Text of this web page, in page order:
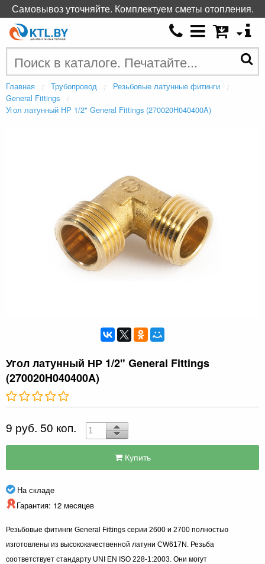
Главная Трубопровод
Резьбовые латунные фитинги
General Fittings
Угол латунный НР 1/2" General Fittings (270020H040400A)
Угол латунный НР 1/2" General Fittings
(270020H040400A)
9 руб. 50 коп.
Купить
На складе
Гарантия: 12 месяцев
Резьбовые фитинги General Fittings серии 2600 и 2700 полностью
изготовлены из высококачественной латуни CW617N. Резьба
соответствует стандарту UNI EN ISO 228-1:2003. Они могут
Самовывоз уточняйте. Комплектуем сметы отопления.